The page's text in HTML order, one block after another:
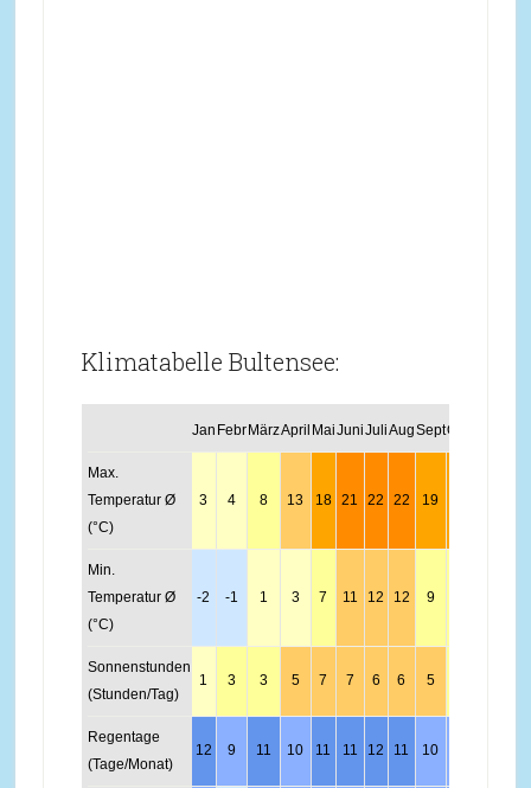
Klimatabelle Bultensee:
Jan Febr MärzApril MaiJuniJuliAugSeptOkt
Max.
Temperatur Ø
(°C)
3 4 8 13 18 21 22 22 19
Min.
Temperatur Ø
(°C)
-2 -1 1 3 7 11 12 12 9
Sonnenstunden
(Stunden/Tag)
1 3 3 5 7 7 6 6 5
Regentage
(Tage/Monat)
12 9 11 10 11 11 12 11 10